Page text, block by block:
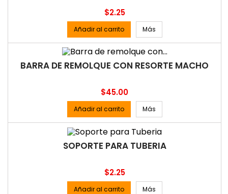
Precio
$2.25
Añadir al carrito Más
BARRA DE REMOLQUE CON RESORTE MACHO
Precio
$45.00
Añadir al carrito Más
SOPORTE PARA TUBERIA
Precio
$2.25
Añadir al carrito Más